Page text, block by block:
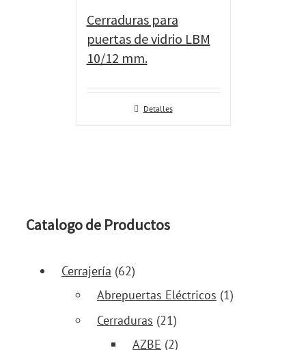
Cerraduras para
puertas de vidrio LBM
10/12 mm.
Detalles
Catalogo de Productos
Cerrajería (62)
Abrepuertas Eléctricos (1)
Cerraduras (21)
AZBE (2)